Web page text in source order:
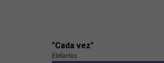
"Cada vez"
Elefantes